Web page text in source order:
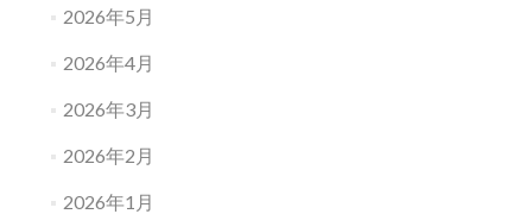
2026年5月
2026年4月
2026年3月
2026年2月
2026年1月